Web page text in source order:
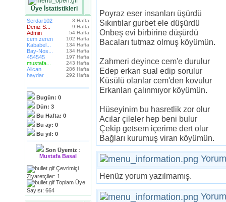
Üye İstatistikleri
Serdar102 3 Hafta
Deniz S... 9 Hafta
Admin 54 Hafta
cem zeren 102 Hafta
Kababel... 134 Hafta
Bay-Nos... 134 Hafta
454545 197 Hafta
mustafa... 243 Hafta
Alican 286 Hafta
haydar ... 292 Hafta
Bugün: 0
Dün: 3
Bu Hafta: 0
Bu ay: 0
Bu yıl: 0
Son Üyemiz :
Mustafa Basal
Çevrimiçi
Ziyaretçiler: 1
Toplam Üye
Sayısı: 664
Poyraz eser insanları üşürdü
Sıkıntılar gurbet ele düşürdü
Onbeş evi birbirine düşürdü
Bacaları tutmaz olmuş köyümün.
Zahmeri deyince cem'e durulur
Edep erkan sual edip sorulur
Küsülü olanlar cem'den kovulur
Erkanları çalınmıyor köyümün.
Hüseyinim bu hasretlik zor olur
Acılar çileler hep beni bulur
Çekip getsem içerime dert olur
Bağları kurumuş viran köyümün.
Yorum
Henüz yorum yazılmamış.